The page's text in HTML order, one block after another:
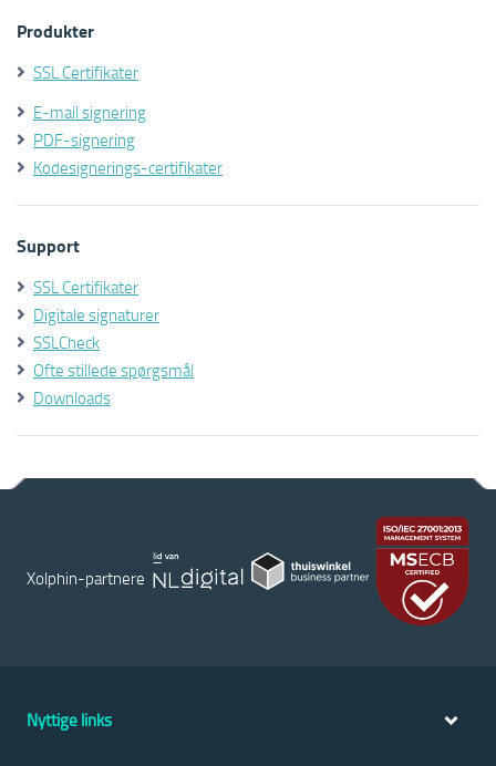
Produkter
SSL Certifikater
E-mail signering
PDF-signering
Kodesignerings-certifikater
Support
SSL Certifikater
Digitale signaturer
SSLCheck
Ofte stillede spørgsmål
Downloads
Xolphin-partnere
Nyttige links